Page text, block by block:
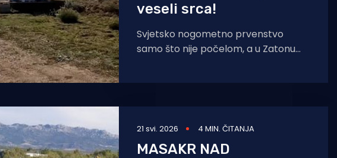
veseli srca!
Svjetsko nogometno prvenstvo
samo što nije počelom, a u Zatonu
21 svi. 2026 4 MIN. ČITANJA
MASAKR NAD